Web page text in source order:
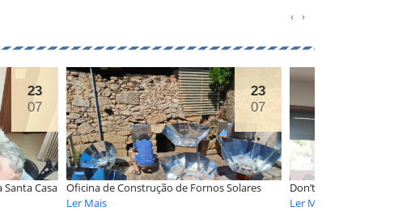
Solares
23
07
Don’t Age, Engage! na Santa Casa
07
Ler Mais
‹ ›